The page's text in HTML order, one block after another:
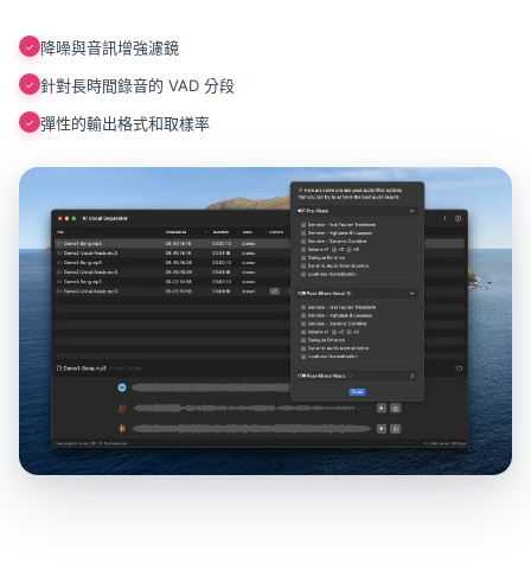
✓ 降噪與音訊增強濾鏡
✓ 針對長時間錄音的 VAD 分段
✓ 彈性的輸出格式和取樣率